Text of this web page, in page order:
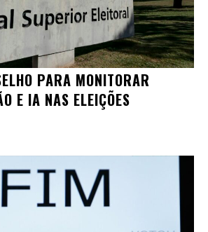
PARA MONITORAR
E IA NAS ELEIÇÕES